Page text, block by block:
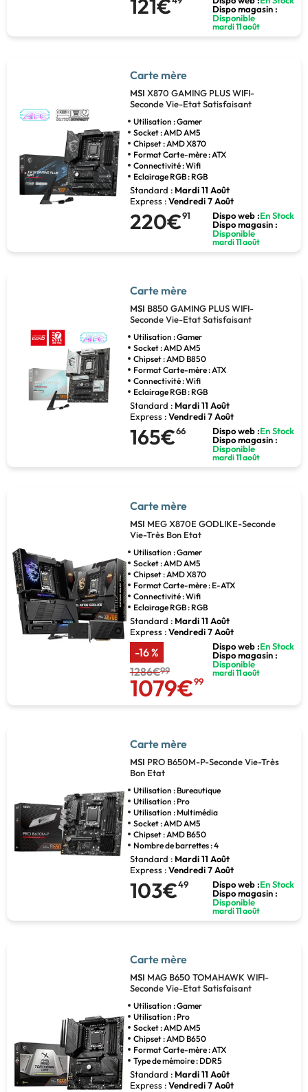
121€
Dispo magasin :
Disponible
mardi 11 août
Carte mère
MSI X870 GAMING PLUS WIFI-
Seconde Vie-Etat Satisfaisant
Utilisation : Gamer
Socket : AMD AM5
Chipset : AMD X870
Format Carte-mère : ATX
Connectivité : Wifi
Eclairage RGB : RGB
Standard : Mardi 11 Août
Express :Vendredi 7 Août
220€91 Dispo web :En Stock
Dispo magasin :
Disponible
mardi 11 août
Carte mère
MSI B850 GAMING PLUS WIFI-
Seconde Vie-Etat Satisfaisant
Utilisation : Gamer
Socket : AMD AM5
Chipset : AMD B850
Format Carte-mère : ATX
Connectivité : Wifi
Eclairage RGB : RGB
Standard : Mardi 11 Août
Express :Vendredi 7 Août
165€66 Dispo web :En Stock
Dispo magasin :
Disponible
mardi 11 août
Carte mère
MSI MEG X870E GODLIKE-Seconde
Vie-Très Bon Etat
Utilisation : Gamer
Socket : AMD AM5
Chipset : AMD X870
Format Carte-mère : E-ATX
Connectivité : Wifi
Eclairage RGB : RGB
Standard : Mardi 11 Août
Express :Vendredi 7 Août
-16 %
1286€99
1079€99
Dispo web :En Stock
Dispo magasin :
Disponible
mardi 11 août
Carte mère
MSI PRO B650M-P-Seconde Vie-Très
Bon Etat
Utilisation : Bureautique
Utilisation : Pro
Utilisation : Multimédia
Socket : AMD AM5
Chipset : AMD B650
Nombre de barrettes : 4
Standard : Mardi 11 Août
Express :Vendredi 7 Août
103€49 Dispo web :En Stock
Dispo magasin :
Disponible
mardi 11 août
Carte mère
MSI MAG B650 TOMAHAWK WIFI-
Seconde Vie-Etat Satisfaisant
Utilisation : Gamer
Utilisation : Pro
Socket : AMD AM5
Chipset : AMD B650
Format Carte-mère : ATX
Type de mémoire : DDR5
Standard : Mardi 11 Août
Express :Vendredi 7 Août